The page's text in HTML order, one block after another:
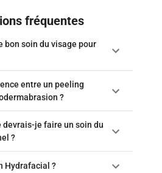
fréquentes
bon soin du visage pour
entre un peeling
?
je faire un soin du
?
Hydrafacial ?